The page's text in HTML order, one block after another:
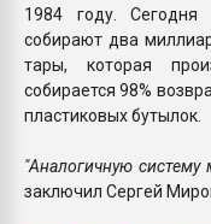
1984 году.
собирают два
тары, которая
собирается 98%
пластиковых бутылок.
"Аналогичную
заключил Сергей